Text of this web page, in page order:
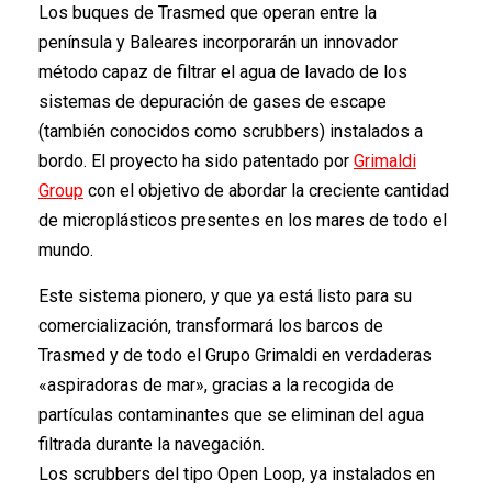
Los buques de Trasmed que operan entre la
península y Baleares incorporarán un innovador
método capaz de filtrar el agua de lavado de los
sistemas de depuración de gases de escape
(también conocidos como scrubbers) instalados a
bordo. El proyecto ha sido patentado por Grimaldi
Group con el objetivo de abordar la creciente cantidad
de microplásticos presentes en los mares de todo el
mundo.
Este sistema pionero, y que ya está listo para su
comercialización, transformará los barcos de
Trasmed y de todo el Grupo Grimaldi en verdaderas
«aspiradoras de mar», gracias a la recogida de
partículas contaminantes que se eliminan del agua
filtrada durante la navegación.
Los scrubbers del tipo Open Loop, ya instalados en